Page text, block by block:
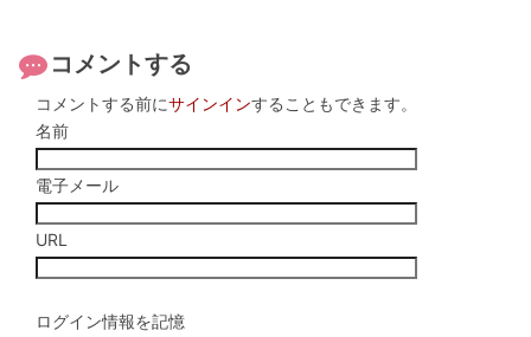
コメントする
コメントする前にサインインすることもできます。
名前
電子メール
URL
ログイン情報を記憶